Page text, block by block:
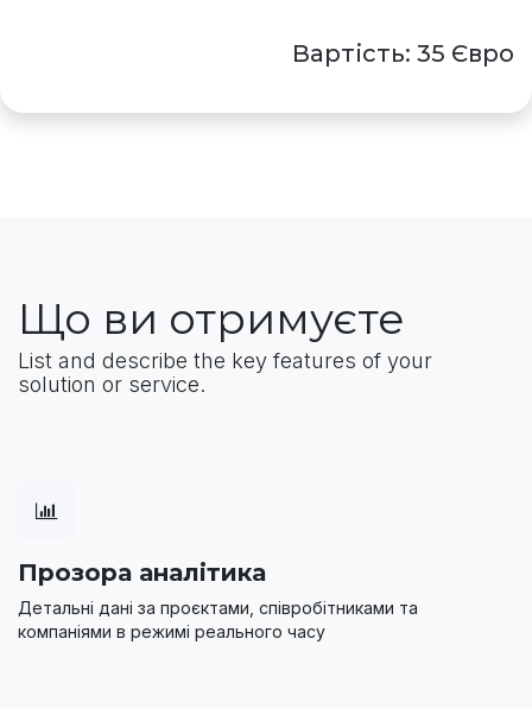
Вартість: 35 Євро
Що ви отримуєте
List and describe the key features of your
solution or service.
Прозора аналітика
Детальні дані за проєктами, співробітниками та
компаніями в режимі реального часу